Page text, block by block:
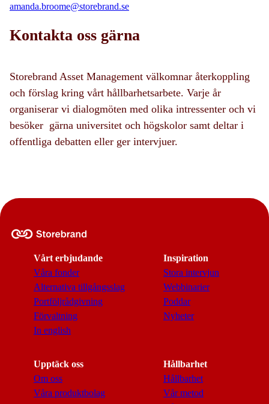
amanda.broome@storebrand.se
Kontakta oss gärna
Storebrand Asset Management välkomnar återkoppling
och förslag kring vårt hållbarhetsarbete. Varje år
organiserar vi dialogmöten med olika intressenter och vi
besöker gärna universitet och högskolor samt deltar i
offentliga debatten eller ger intervjuer.
Vårt erbjudande
Våra fonder
Alternativa tillgångsslag
Portföljrådgivning
Förvaltning
In english
Inspiration
Stora intervjun
Webbinarier
Poddar
Nyheter
Upptäck oss
Om oss
Våra produktbolag
Hållbarhet
Hållbarhet
Vår metod